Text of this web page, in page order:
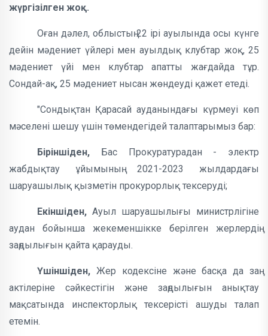
жүргізілген жоқ.
Оған дәлел, облыстың 22 ірі ауылында осы күнге
дейін мәдениет үйлері мен ауылдық клубтар жоқ, 25
мәдениет үйі мен клубтар апатты жағдайда тұр.
Сондай-ақ, 25 мәдениет нысан жөндеуді қажет етеді.
"Сондықтан Қарасай ауданындағы күрмеуі көп
мәселені шешу үшін төмендегідей талаптарымыз бар:
Біріншіден, Бас Прокуратурадан - электр
жабдықтау ұйымының 2021-2023 жылдардағы
шаруашылық қызметін прокурорлық тексеруді;
Екіншіден, Ауыл шаруашылығы министрлігіне
аудан бойынша жекеменшікке берілген жерлердің
заңдылығын қайта қарауды.
Үшіншіден, Жер кодексіне және басқа да заң
актілеріне сәйкестігін және заңдылығын анықтау
мақсатында инспекторлық тексерісті ашуды талап
етемін.